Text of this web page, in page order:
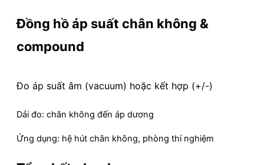
Đồng hồ áp suất chân không &
compound
Đo áp suất âm (vacuum) hoặc kết hợp (+/-)
Dải đo: chân không đến áp dương
Ứng dụng: hệ hút chân không, phòng thí nghiệm